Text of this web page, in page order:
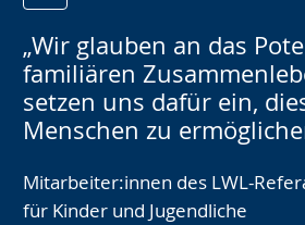
„Wir glauben an das
familiären
setzen uns dafür ein,
Menschen zu
Mitarbeiter:innen des LWL-
für Kinder und Jugendliche
Menschen
(2
von
2)